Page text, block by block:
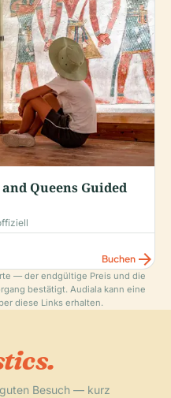
Queens Guided
Buchen arrow_forward
— der endgültige Preis und die
bestätigt. Audiala kann eine
diese Links erhalten.
Besuch — kurz